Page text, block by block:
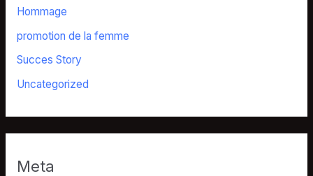
Hommage
promotion de la femme
Succes Story
Uncategorized
Meta